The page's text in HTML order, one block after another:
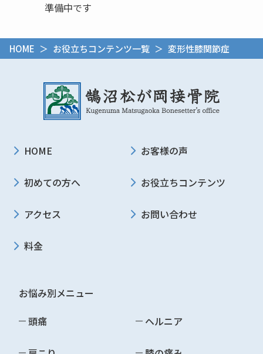
準備中です
HOME ＞ お役立ちコンテンツ一覧 ＞ 変形性膝関節症
HOME
初めての方へ
アクセス
料金
お客様の声
お役立ちコンテンツ
お問い合わせ
お悩み別メニュー
頭痛
ヘルニア